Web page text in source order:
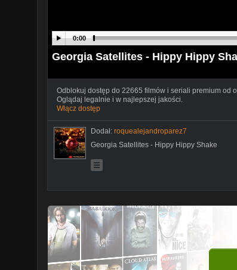
0:00
Georgia Satellites - Hippy Hippy
Odblokuj dostęp do 22665 filmów i seriali premium od
Oglądaj legalnie i w najlepszej jakości.
Włącz dostęp
Dodał: roquealejandroparez7
Georgia Satellites - Hippy Hippy Shake